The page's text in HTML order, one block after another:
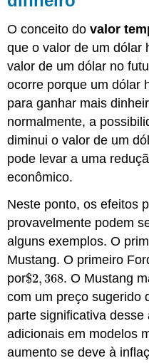
O conceito dovalor
que o valor de um dólar
valor de um dólar no
ocorre porque um dólar
para ganhar mais
normalmente, a
diminui o valor de um
pode levar a uma
econômico.
Neste ponto, os efeitos
provavelmente podem
alguns exemplos. O
Mustang. O primeiro
por$2, 368
$2, 368. O Mustang
com um preço sugerido
parte significativa
adicionais em modelos
aumento se deve à